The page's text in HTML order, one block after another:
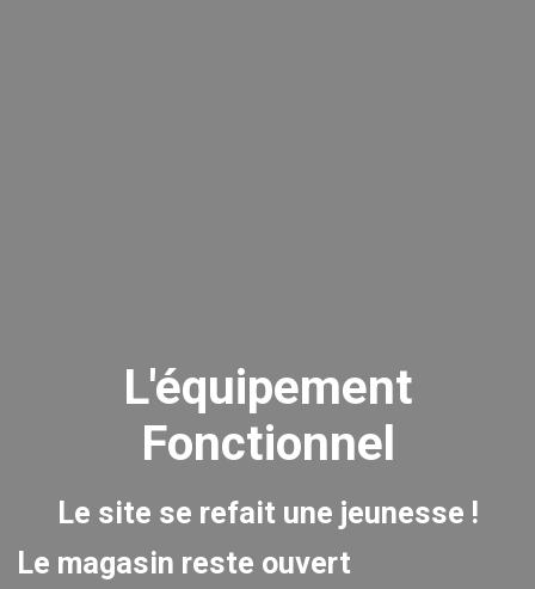
L'équipement
Fonctionnel
Le site se refait une jeunesse !
Le magasin reste ouvert